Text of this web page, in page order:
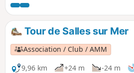
1/3 de chemin de terre environ. Cet
itinéraire peut être parcouru à pied
vélo (avec un véritable VTT sur le
canal de ceinture du marais)
Tour de Salles sur Mer
Association / Club / AMM
9,96 km
+24 m -24 m